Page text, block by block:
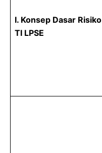
I. Konsep Dasar Risiko
TI LPSE